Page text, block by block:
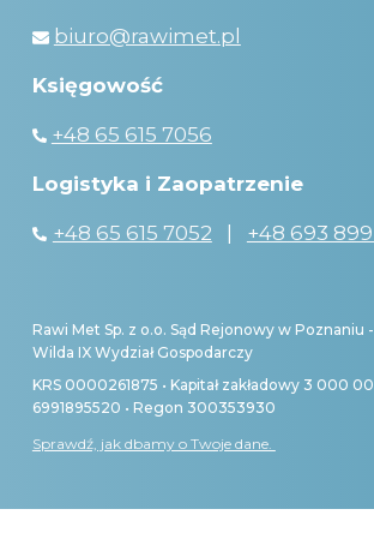
biuro@rawimet.pl
Księgowość
+48 65 615 7056
Logistyka i Zaopatrzenie
+48 65 615 7052 | +48 693
Rawi Met Sp. z o.o. Sąd Rejonowy w Poznaniu
Wilda IX Wydział Gospodarczy
KRS 0000261875 • Kapitał zakładowy 3 000
6991895520 • Regon 300353930
Sprawdź, jak dbamy o Twoje dane.